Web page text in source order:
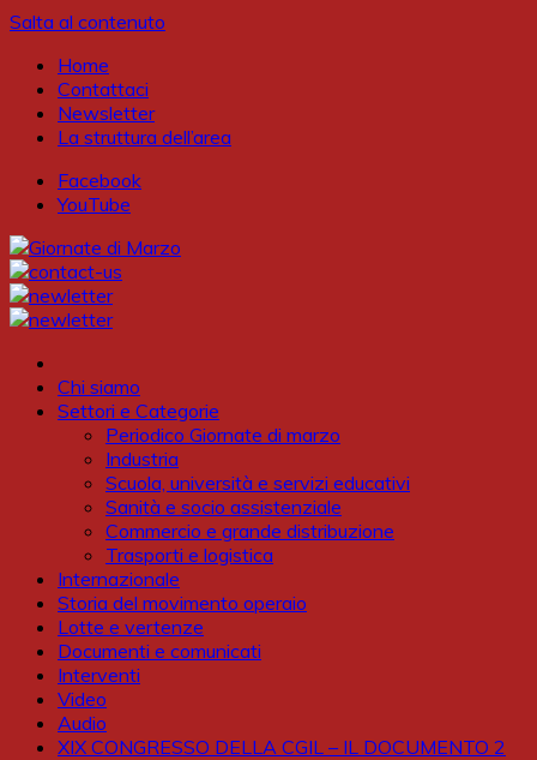
Salta al contenuto
Home
Contattaci
Newsletter
La struttura dell’area
Facebook
YouTube
Chi siamo
Settori e Categorie
Periodico Giornate di marzo
Industria
Scuola, università e servizi educativi
Sanità e socio assistenziale
Commercio e grande distribuzione
Trasporti e logistica
Internazionale
Storia del movimento operaio
Lotte e vertenze
Documenti e comunicati
Interventi
Video
Audio
XIX CONGRESSO DELLA CGIL – IL DOCUMENTO 2